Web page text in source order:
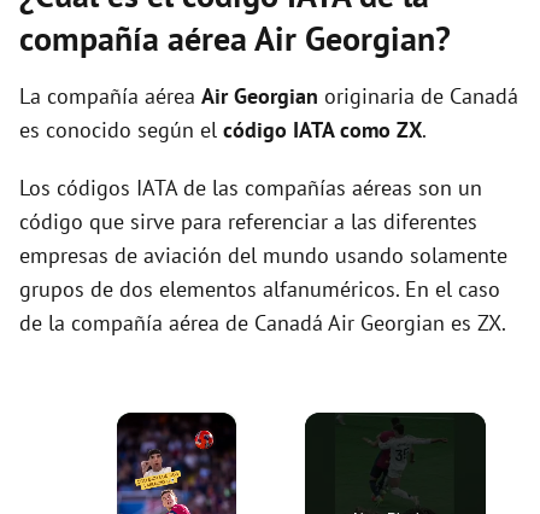
compañía aérea Air Georgian?
La compañía aérea Air Georgian originaria de Canadá
es conocido según el código IATA como ZX.
Los códigos IATA de las compañías aéreas son un
código que sirve para referenciar a las diferentes
empresas de aviación del mundo usando solamente
grupos de dos elementos alfanuméricos. En el caso
de la compañía aérea de Canadá Air Georgian es ZX.
×